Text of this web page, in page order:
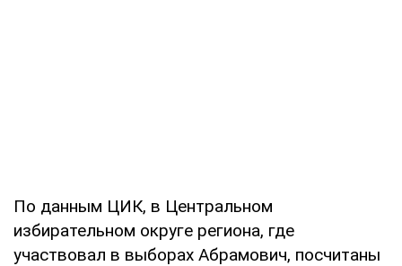
По данным ЦИК, в Центральном
избирательном округе региона, где
участвовал в выборах Абрамович, посчитаны